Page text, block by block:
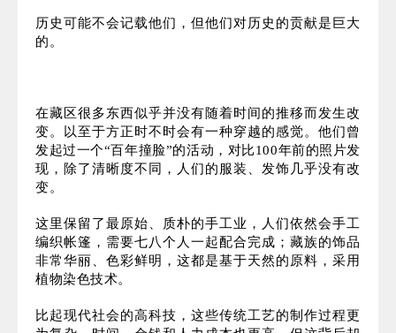
方正见过最早的壁画是元代壁画，经过百年风雨洗
刷，色彩不在，但其构图、线条依然清晰。在松赞林
寺，方正有幸见证重新绘制壁画的场景。画师至少要
20年时间学习绘画唐卡，才有资格留下这种流传百年
的作品。
历史可能不会记载他们，但他们对历史的贡献是巨大
的。
在藏区很多东西似乎并没有随着时间的推移而发生改